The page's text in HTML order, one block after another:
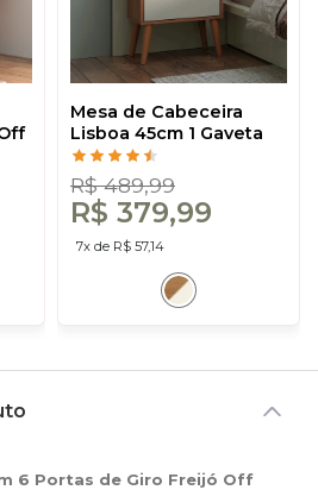
Mesa de Cabeceira
Lisboa 45cm 1 Gaveta
Freijó/Off White - Dalla
Costa
R$ 489,99
R$ 379,99
7x de R$ 57,14
6 Portas de Giro Freijó Off